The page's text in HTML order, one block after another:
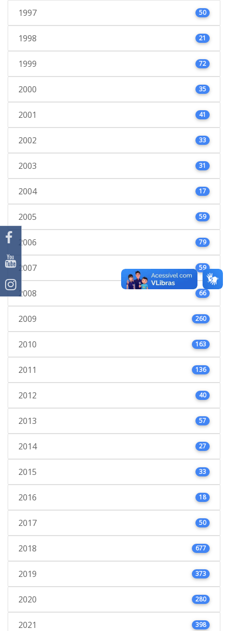
1997 50
1998 21
1999 72
2000 35
2001 41
2002 33
2003 31
2004 17
2005 59
2006 79
2007 59
2008 66
2009 260
2010 163
2011 136
2012 40
2013 57
2014 27
2015 33
2016 18
2017 50
2018 677
2019 373
2020 280
2021 398